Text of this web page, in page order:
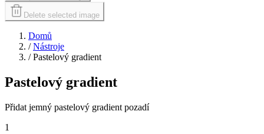
Delete selected image
Domů
/ Nástroje
/ Pastelový gradient
Pastelový gradient
Přidat jemný pastelový gradient pozadí
1